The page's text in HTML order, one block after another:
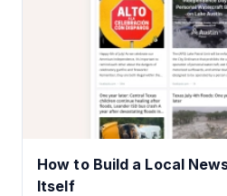
How to Build a Local
Itself